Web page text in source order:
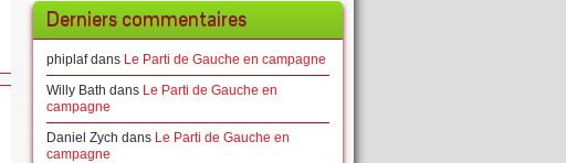
Derniers commentaires
phiplafdans Le Parti de Gauche en campagne
Willy Bath dans Le Parti de Gauche en
campagne
Daniel Zych dans Le Parti de Gauche en
campagne